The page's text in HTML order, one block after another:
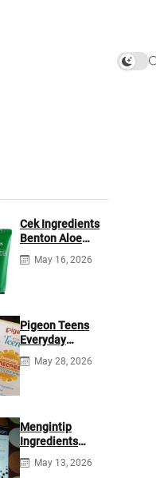
Cek Ingredients
Benton Aloe
Hyaluron Cream
May 16, 2026
Pigeon Teens
Everyday
Sunscreen SPF
35 PA+++
May 28, 2026
Mengintip
Ingredients
Wardah White
Secret Night
May 13, 2026